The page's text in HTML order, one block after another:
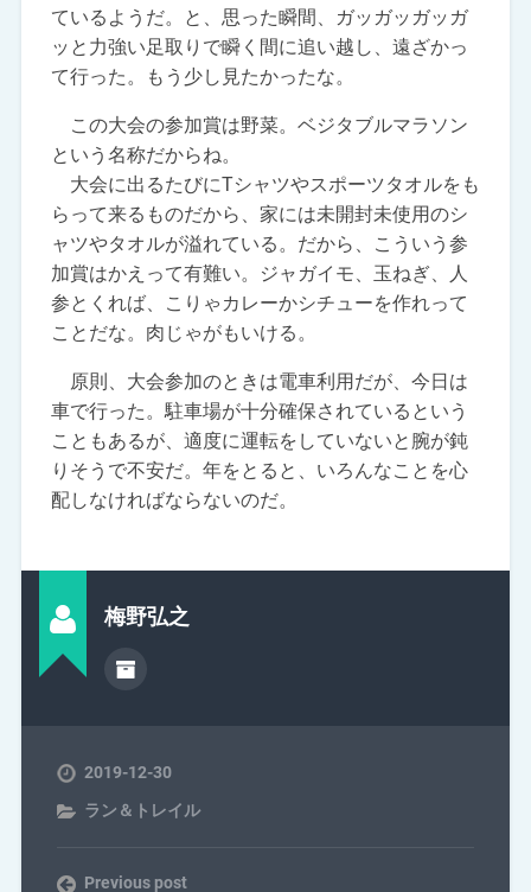
ているようだ。と、思った瞬間、ガッガッガッガ
ッと力強い足取りで瞬く間に追い越し、遠ざかっ
て行った。もう少し見たかったな。
この大会の参加賞は野菜。ベジタブルマラソン
という名称だからね。
大会に出るたびにTシャツやスポーツタオルをも
らって来るものだから、家には未開封未使用のシ
ャツやタオルが溢れている。だから、こういう参
加賞はかえって有難い。ジャガイモ、玉ねぎ、人
参とくれば、こりゃカレーかシチューを作れって
ことだな。肉じゃがもいける。
原則、大会参加のときは電車利用だが、今日は
車で行った。駐車場が十分確保されているという
こともあるが、適度に運転をしていないと腕が鈍
りそうで不安だ。年をとると、いろんなことを心
配しなければならないのだ。
梅野弘之
2019-12-30
ラン＆トレイル
Previous post